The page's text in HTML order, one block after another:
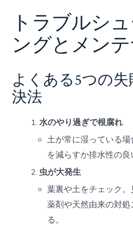
トラブルシ
ングとメン
よくある5つの
決法
水のやり過ぎで根腐れ
土が常に湿っている
を減らすか排水性の良
虫が大発生
葉裏や土をチェック
薬剤や天然由来の対
る。